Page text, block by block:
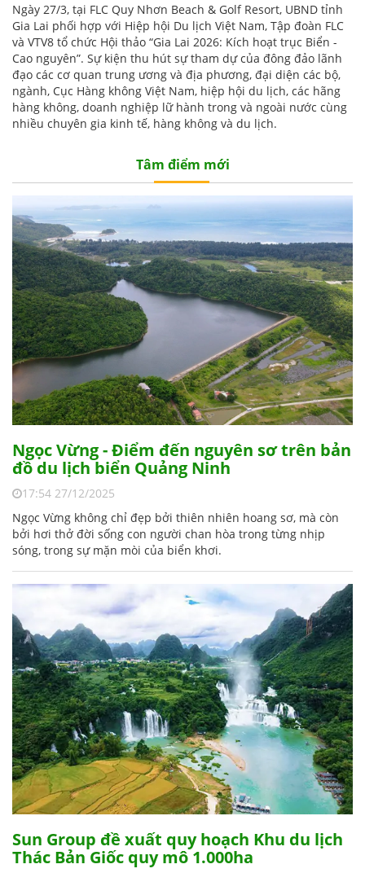
Ngày 27/3, tại FLC Quy Nhơn Beach & Golf Resort, UBND tỉnh
Gia Lai phối hợp với Hiệp hội Du lịch Việt Nam, Tập đoàn FLC
và VTV8 tổ chức Hội thảo “Gia Lai 2026: Kích hoạt trục Biển -
Cao nguyên”. Sự kiện thu hút sự tham dự của đông đảo lãnh
đạo các cơ quan trung ương và địa phương, đại diện các bộ,
ngành, Cục Hàng không Việt Nam, hiệp hội du lịch, các hãng
hàng không, doanh nghiệp lữ hành trong và ngoài nước cùng
nhiều chuyên gia kinh tế, hàng không và du lịch.
Tâm điểm mới
Ngọc Vừng - Điểm đến nguyên sơ trên bản
đồ du lịch biển Quảng Ninh
17:54 27/12/2025
Ngọc Vừng không chỉ đẹp bởi thiên nhiên hoang sơ, mà còn
bởi hơi thở đời sống con người chan hòa trong từng nhịp
sóng, trong sự mặn mòi của biển khơi.
Sun Group đề xuất quy hoạch Khu du lịch
Thác Bản Giốc quy mô 1.000ha